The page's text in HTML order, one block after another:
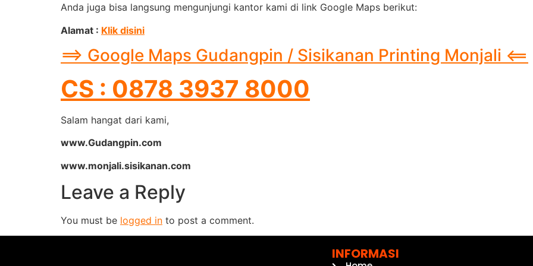
Anda juga bisa langsung mengunjungi kantor kami di link Google Maps berikut:
Alamat : Klik disini
==> Google Maps Gudangpin / Sisikanan Printing Monjali <==
CS : 0878 3937 8000
Salam hangat dari kami,
www.Gudangpin.com
www.monjali.sisikanan.com
Leave a Reply
You must be logged in to post a comment.
INFORMASI